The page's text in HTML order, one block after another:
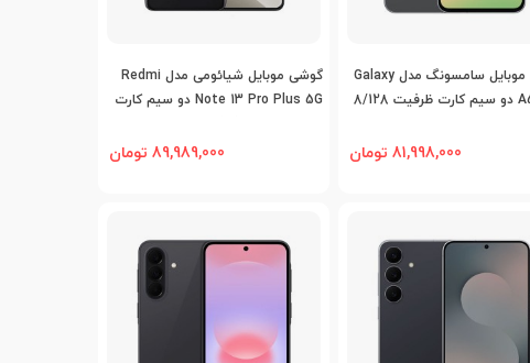
اضافه به مقایسه گوشی موبایل سامسونگ مدل Galaxy
A56 5G دو سیم کارت ظرفیت 8/128
81,998,000 تومان
اضافه به مقایسه گوشی موبایل شیائومی مدل Redmi
Note 13 Pro Plus 5G دو سیم کارت
89,989,000 تومان